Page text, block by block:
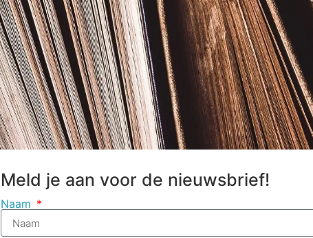
Meld je aan voor de nieuwsbrief!
Naam